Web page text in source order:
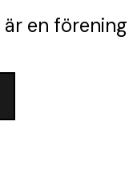
är en förening